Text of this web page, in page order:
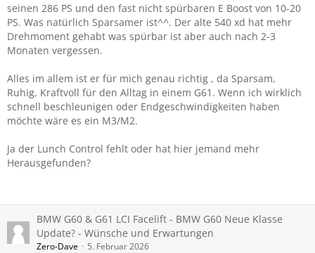
seinen 286 PS und den fast nicht spürbaren E Boost von 10-20
PS. Was natürlich Sparsamer ist^^. Der alte 540 xd hat mehr
Drehmoment gehabt was spürbar ist aber auch nach 2-3
Monaten vergessen.
Alles im allem ist er für mich genau richtig , da Sparsam,
Ruhig, Kraftvoll für den Alltag in einem G61. Wenn ich wirklich
schnell beschleunigen oder Endgeschwindigkeiten haben
möchte wäre es ein M3/M2.
Ja der Lunch Control fehlt oder hat hier jemand mehr
Herausgefunden?
BMW G60 & G61 LCI Facelift - BMW G60 Neue Klasse
Update? - Wünsche und Erwartungen
Zero-Dave 5. Februar 2026